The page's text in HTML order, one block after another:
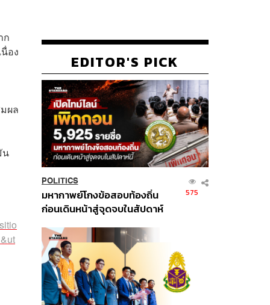
ก
อง
ผล
น
EDITOR'S PICK
POLITICS
มหากาพย์โกงข้อสอบท้องถิ่น
ก่อนเดินหน้าสู่จุดจบในสัปดาห์
575